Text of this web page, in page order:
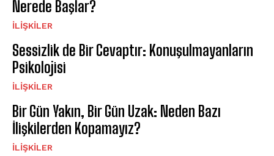
Nerede Başlar?
İLIŞKILER
Sessizlik de Bir Cevaptır: Konuşulmayanların
Psikolojisi
İLIŞKILER
Bir Gün Yakın, Bir Gün Uzak: Neden Bazı
İlişkilerden Kopamayız?
İLIŞKILER